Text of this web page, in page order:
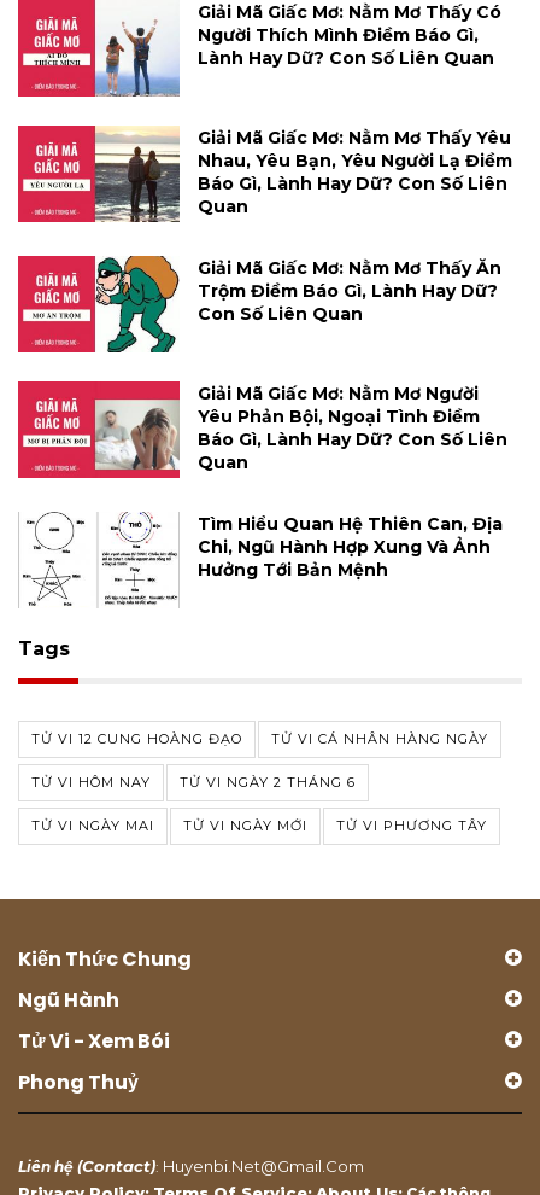
Giải Mã Giấc Mơ: Nằm Mơ Thấy Có
Người Thích Mình Điềm Báo Gì,
Lành Hay Dữ? Con Số Liên Quan
Giải Mã Giấc Mơ: Nằm Mơ Thấy Yêu
Nhau, Yêu Bạn, Yêu Người Lạ Điềm
Báo Gì, Lành Hay Dữ? Con Số Liên
Quan
Giải Mã Giấc Mơ: Nằm Mơ Thấy Ăn
Trộm Điềm Báo Gì, Lành Hay Dữ?
Con Số Liên Quan
Giải Mã Giấc Mơ: Nằm Mơ Người
Yêu Phản Bội, Ngoại Tình Điềm
Báo Gì, Lành Hay Dữ? Con Số Liên
Quan
Tìm Hiểu Quan Hệ Thiên Can, Địa
Chi, Ngũ Hành Hợp Xung Và Ảnh
Hưởng Tới Bản Mệnh
Tags
TỬ VI 12 CUNG HOÀNG ĐẠO TỬ VI CÁ NHÂN HÀNG NGÀY
TỬ VI HÔM NAY TỬ VI NGÀY 2 THÁNG 6
TỬ VI NGÀY MAI TỬ VI NGÀY MỚI TỬ VI PHƯƠNG TÂY
Kiến Thức Chung
Ngũ Hành
Tử Vi - Xem Bói
Phong Thuỷ
Liên hệ (Contact): Huyenbi.net@gmail.com